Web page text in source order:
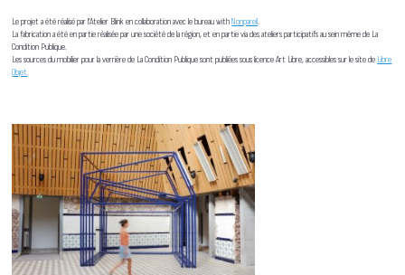
Le projet a été réalisé par l'Atelier Blink en collaboration avec le bureau withNonpareil.
La fabrication a été en partie réalisée par une société de la région, et en partie via des ateliers participatifs au sein même de La
Condition Publique.
Les sources du mobilier pour la verrière de La Condition Publique sont publiées sous licence Art Libre, accessibles sur le site de Libre
Objet.